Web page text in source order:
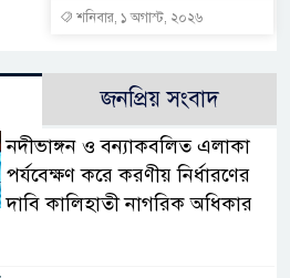
শনিবার, ১ অগাস্ট, ২০২৬
জনপ্রিয় সংবাদ
নদীভাঙ্গন ও বন্যাকবলিত এলাকা
পর্যবেক্ষণ করে করণীয় নির্ধারণের
দাবি কালিহাতী নাগরিক অধিকার